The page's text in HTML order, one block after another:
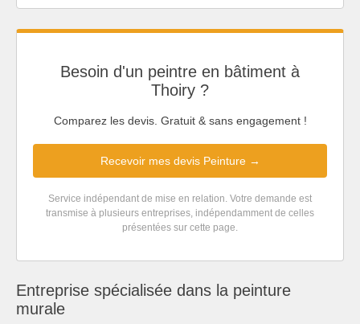
Besoin d'un peintre en bâtiment à
Thoiry ?
Comparez les devis. Gratuit & sans engagement !
Recevoir mes devis Peinture →
Service indépendant de mise en relation. Votre demande est
transmise à plusieurs entreprises, indépendamment de celles
présentées sur cette page.
Entreprise spécialisée dans la peinture
murale